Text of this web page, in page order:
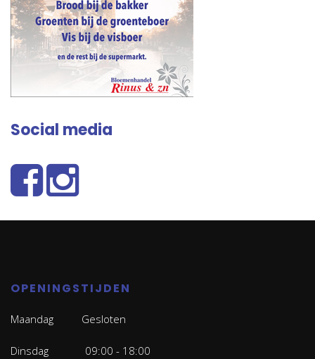
Social media
OPENINGSTIJDEN
Maandag Gesloten
Dinsdag 09:00 - 18:00